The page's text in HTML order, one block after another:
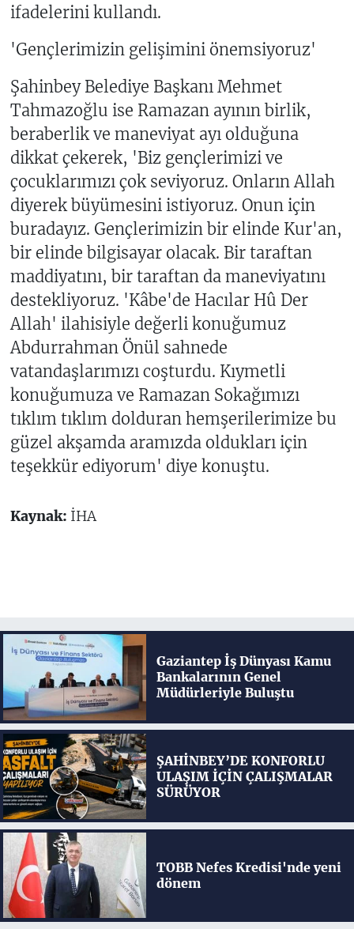
ifadelerini kullandı.
'Gençlerimizin gelişimini önemsiyoruz'
Şahinbey Belediye Başkanı Mehmet
Tahmazoğlu ise Ramazan ayının birlik,
beraberlik ve maneviyat ayı olduğuna
dikkat çekerek, 'Biz gençlerimizi ve
çocuklarımızı çok seviyoruz. Onların Allah
diyerek büyümesini istiyoruz. Onun için
buradayız. Gençlerimizin bir elinde Kur'an,
bir elinde bilgisayar olacak. Bir taraftan
maddiyatını, bir taraftan da maneviyatını
destekliyoruz. 'Kâbe'de Hacılar Hû Der
Allah' ilahisiyle değerli konuğumuz
Abdurrahman Önül sahnede
vatandaşlarımızı coşturdu. Kıymetli
konuğumuza ve Ramazan Sokağımızı
tıklım tıklım dolduran hemşerilerimize bu
güzel akşamda aramızda oldukları için
teşekkür ediyorum' diye konuştu.
Kaynak: İHA
Gaziantep İş Dünyası Kamu
Bankalarının Genel
Müdürleriyle Buluştu
ŞAHİNBEY’DE KONFORLU
ULAŞIM İÇİN ÇALIŞMALAR
SÜRÜYOR
TOBB Nefes Kredisi'nde yeni
dönem